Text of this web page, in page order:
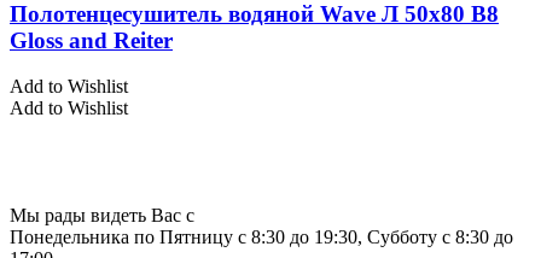
Полотенцесушитель водяной Wave Л 50х80 В8
Gloss and Reiter
Add to Wishlist
Add to Wishlist
Мы рады видеть Вас с
Понедельника по Пятницу с 8:30 до 19:30, Субботу с 8:30 до